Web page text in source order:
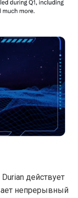
действует
непрерывный